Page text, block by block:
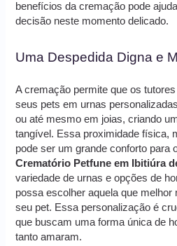
benefícios da cremação pode
decisão neste momento delicado.
Uma Despedida Digna e
A cremação permite que os
seus pets em urnas
ou até mesmo em joias, criando
tangível. Essa proximidade física,
pode ser um grande conforto para
Crematório Petfune em Ibitiúra
variedade de urnas e opções de
possa escolher aquela que melhor
seu pet. Essa personalização é
que buscam uma forma única de
tanto amaram.